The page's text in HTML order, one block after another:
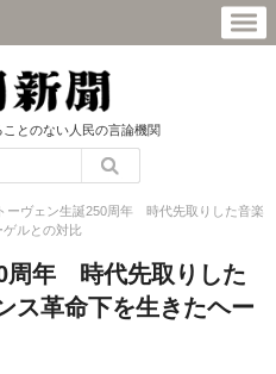
とのない人民の言論機関
ーヴェン生誕250周年 時代先取りした音楽
ルとの対比
周年 時代先取りした
革命下を生きたヘー